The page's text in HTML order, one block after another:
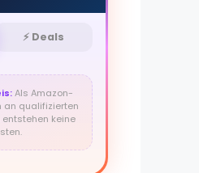
⚡ Deals
Als Amazon-
an qualifizierten
entstehen keine